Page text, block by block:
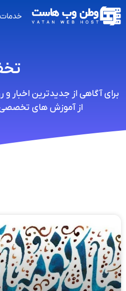
برای آگاهی از جدیدترین اخبار
از آموزش های تخصصی